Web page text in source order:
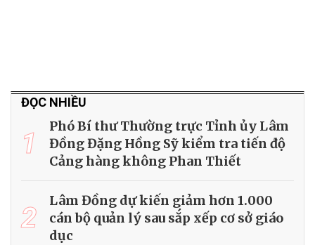
ĐỌC NHIỀU
1
Phó Bí thư Thường trực Tỉnh ủy Lâm
Đồng Đặng Hồng Sỹ kiểm tra tiến độ
Cảng hàng không Phan Thiết
2
Lâm Đồng dự kiến giảm hơn 1.000
cán bộ quản lý sau sắp xếp cơ sở giáo
dục